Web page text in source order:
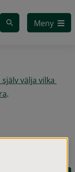
Meny
själv välja vilka
.